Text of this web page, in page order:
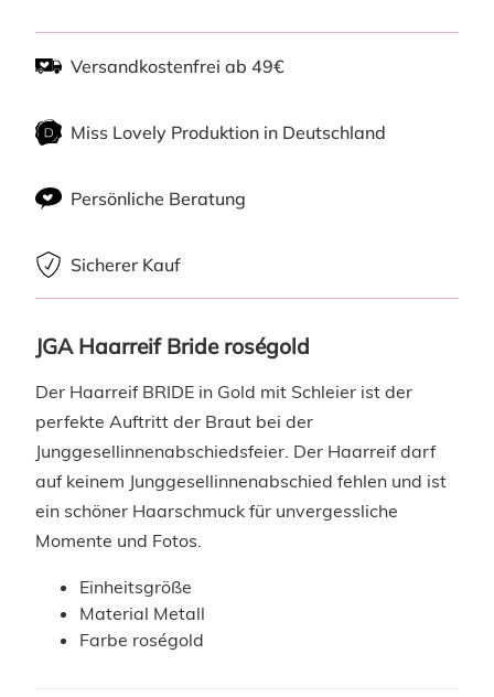
Versandkostenfrei ab 49€
Miss Lovely Produktion in Deutschland
Persönliche Beratung
Sicherer Kauf
JGA Haarreif Bride roségold
Der Haarreif BRIDE in Gold mit Schleier ist der
perfekte Auftritt der Braut bei der
Junggesellinnenabschiedsfeier. Der Haarreif darf
auf keinem Junggesellinnenabschied fehlen und ist
ein schöner Haarschmuck für unvergessliche
Momente und Fotos.
Einheitsgröße
Material Metall
Farbe roségold